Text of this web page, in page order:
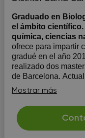
Graduado en
el ámbito
química, ciencias
ofrece para impartir
gradué en el año
realizado dos
de Barcelona.
estudios de
refuerzo escolar...
Mostrar más